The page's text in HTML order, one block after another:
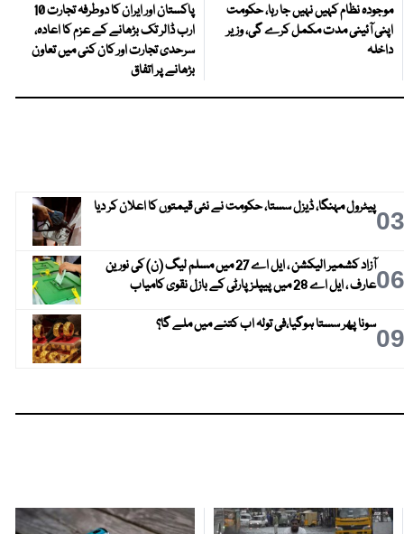
موجودہ نظام کہیں نہیں جا رہا، حکومت
اپنی آئینی مدت مکمل کرے گی، وزیر
داخلہ
پاکستان اور ایران کا دوطرفہ تجارت 10
ارب ڈالر تک بڑھانے کے عزم کا اعادہ،
سرحدی تجارت اور کان کنی میں تعاون
بڑھانے پر اتفاق
03پیٹرول مہنگا، ڈیزل سستا، حکومت نے نئی قیمتوں کا اعلان کر دیا
06
آزاد کشمیر الیکشن ، ایل اے 27 میں مسلم لیگ (ن) کی نورین
عارف ، ایل اے 28 میں پیپلز پارٹی کے بازل نقوی کامیاب
09سونا پھر سستا ہوگیا،فی تولہ اب کتنے میں ملے گا؟